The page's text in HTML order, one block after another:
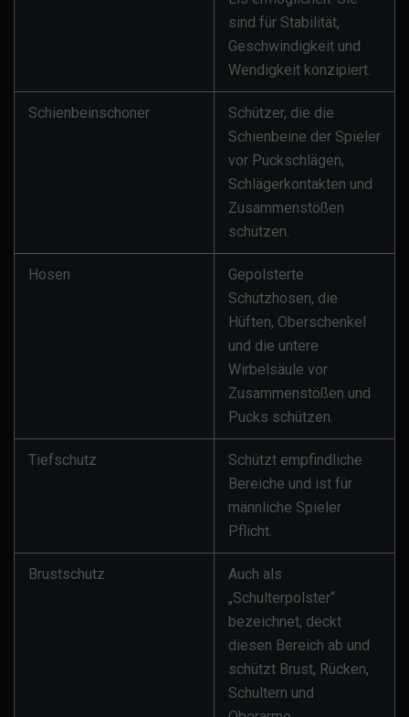
sind für Stabilität,
Geschwindigkeit und
Wendigkeit konzipiert.
Schienbeinschoner
Schützer, die die
Schienbeine der Spieler
vor Puckschlägen,
Schlägerkontakten und
Zusammenstößen
schützen.
Hosen
Gepolsterte
Schutzhosen, die
Hüften, Oberschenkel
und die untere
Wirbelsäule vor
Zusammenstößen und
Pucks schützen.
Tiefschutz
Schützt empfindliche
Bereiche und ist für
männliche Spieler
Pflicht.
Brustschutz
Auch als
„Schulterpolster“
bezeichnet, deckt
diesen Bereich ab und
schützt Brust, Rücken,
Schultern und